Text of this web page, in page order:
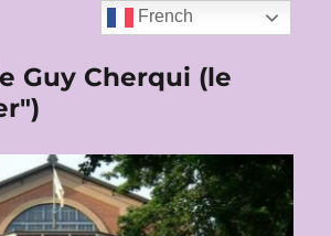
Guy Cherqui (le
French